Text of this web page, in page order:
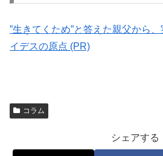
”生きてくため”と答えた親父から
イデスの原点 (PR)
コラム
シェアする